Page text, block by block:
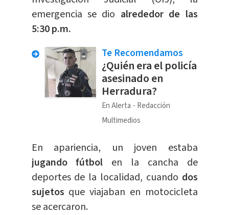
emergencia se dio alrededor de las
5:30 p.m.
Te Recomendamos
¿Quién era el policía
asesinado en
Herradura?
En Alerta
Redacción
Multimedios
En apariencia, un joven estaba
jugando fútbol en la cancha de
deportes de la localidad, cuando dos
sujetos que viajaban en motocicleta
se acercaron.